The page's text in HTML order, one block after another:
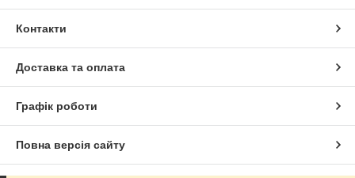
Контакти
Доставка та оплата
Графік роботи
Повна версія сайту